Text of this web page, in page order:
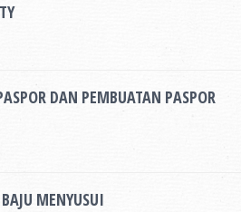
DAN PEMBUATAN PASPOR
MENYUSUI